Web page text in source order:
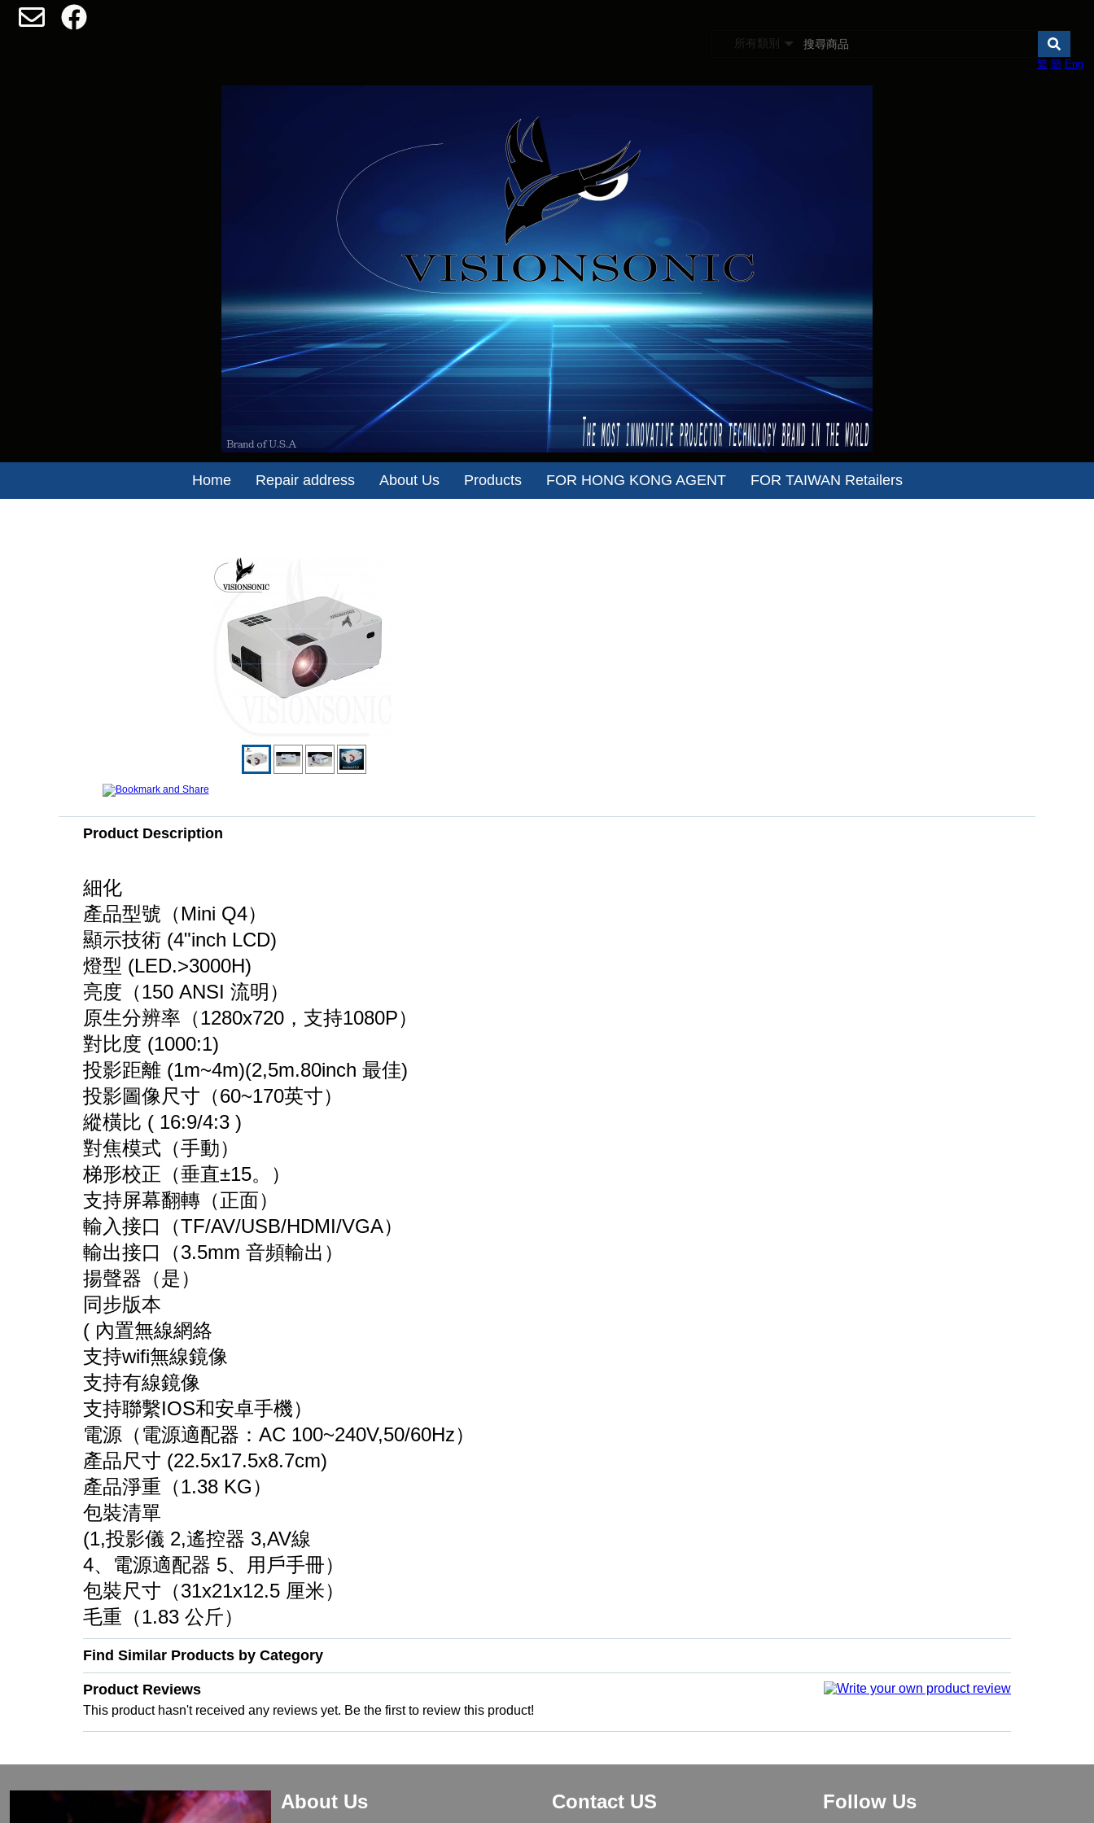
所有類別
繁 簡 Eng
Home Repair address About Us Products FOR HONG KONG AGENT FOR TAIWAN Retailers
Product Description
細化
產品型號（Mini Q4）
顯示技術 (4"inch LCD)
燈型 (LED.>3000H)
亮度（150 ANSI 流明）
原生分辨率（1280x720，支持1080P）
對比度 (1000:1)
投影距離 (1m~4m)(2,5m.80inch 最佳)
投影圖像尺寸（60~170英寸）
縱橫比 ( 16:9/4:3 )
對焦模式（手動）
梯形校正（垂直±15。）
支持屏幕翻轉（正面）
輸入接口（TF/AV/USB/HDMI/VGA）
輸出接口（3.5mm 音頻輸出）
揚聲器（是）
同步版本
( 內置無線網絡
支持wifi無線鏡像
支持有線鏡像
支持聯繫IOS和安卓手機）
電源（電源適配器：AC 100~240V,50/60Hz）
產品尺寸 (22.5x17.5x8.7cm)
產品淨重（1.38 KG）
包裝清單
(1,投影儀 2,遙控器 3,AV線
4、電源適配器 5、用戶手冊）
包裝尺寸（31x21x12.5 厘米）
毛重（1.83 公斤）
Find Similar Products by Category
Product Reviews
This product hasn't received any reviews yet. Be the first to review this product!
About Us Contact US Follow Us